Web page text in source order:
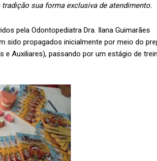
sua forma exclusiva de atendimento.
pela Odontopediatra Dra. Ilana Guimarães
sido propagados inicialmente por meio do
Auxiliares), passando por um estágio de